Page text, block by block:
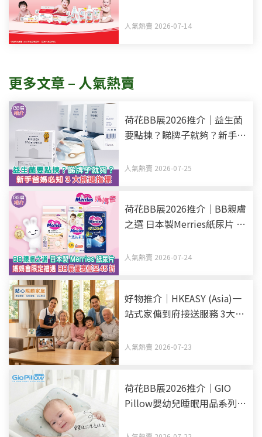
樂
人氣熱賣 2026-07-14
更多文章 – 人氣熱賣
荷花BB展2026推介｜益生菌
要點揀？睇牌子就夠？新手爸
人氣熱賣 2026-07-25
荷花BB展2026推介｜BB親膚
之選 日本製Merries紙尿片 媽
45折
人氣熱賣 2026-07-24
好物推介｜HKEASY (Asia)一
站式家傭到府接送服務 3大優
人氣熱賣 2026-07-23
荷花BB展2026推介｜GIO
Pillow嬰幼兒睡眠用品系列
呵護BB睡眠